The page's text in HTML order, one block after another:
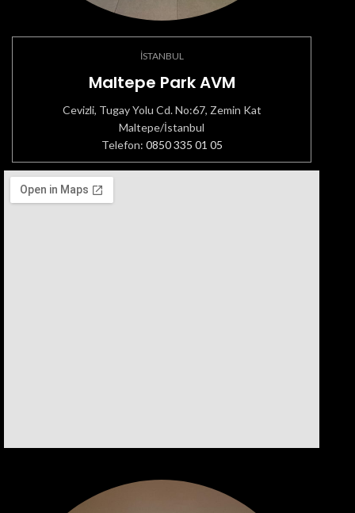
İSTANBUL
Maltepe Park AVM
Cevizli, Tugay Yolu Cd. No:67, Zemin Kat
Maltepe/İstanbul
Telefon: 0850 335 01 05